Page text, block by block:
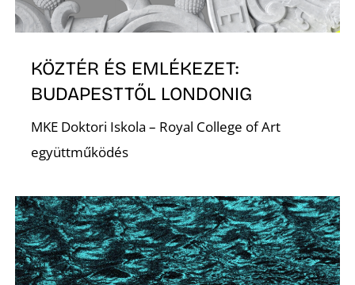
KÖZTÉR ÉS EMLÉKEZET:
BUDAPESTTŐL LONDONIG
MKE Doktori Iskola – Royal College of Art
együttműködés